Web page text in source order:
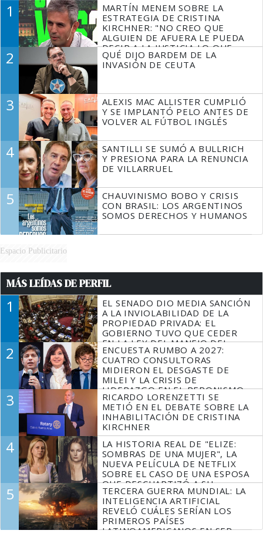
1
MARTÍN MENEM SOBRE LA
ESTRATEGIA DE CRISTINA
KIRCHNER: "NO CREO QUE
ALGUIEN DE AFUERA LE PUEDA
DECIR A LA JUSTICIA LO QUE
TIENE QUE HACER"
2
QUÉ DIJO BARDEM DE LA
INVASIÓN DE CEUTA
3
ALEXIS MAC ALLISTER CUMPLIÓ
Y SE IMPLANTÓ PELO ANTES DE
VOLVER AL FÚTBOL INGLÉS
4
SANTILLI SE SUMÓ A BULLRICH
Y PRESIONA PARA LA RENUNCIA
DE VILLARRUEL
5
CHAUVINISMO BOBO Y CRISIS
CON BRASIL: LOS ARGENTINOS
SOMOS DERECHOS Y HUMANOS
Espacio Publicitario
MÁS LEÍDAS DE PERFIL
1
EL SENADO DIO MEDIA SANCIÓN
A LA INVIOLABILIDAD DE LA
PROPIEDAD PRIVADA: EL
GOBIERNO TUVO QUE CEDER
EN LA LEY DEL MANEJO DEL
FUEGO
2
ENCUESTA RUMBO A 2027:
CUATRO CONSULTORAS
MIDIERON EL DESGASTE DE
MILEI Y LA CRISIS DE
LIDERAZGO EN EL PERONISMO
3
RICARDO LORENZETTI SE
METIÓ EN EL DEBATE SOBRE LA
INHABILITACIÓN DE CRISTINA
KIRCHNER
4
LA HISTORIA REAL DE "ELIZE:
SOMBRAS DE UNA MUJER", LA
NUEVA PELÍCULA DE NETFLIX
SOBRE EL CASO DE UNA ESPOSA
QUE DESCUARTIZÓ A SU
MARIDO
5
TERCERA GUERRA MUNDIAL: LA
INTELIGENCIA ARTIFICIAL
REVELÓ CUÁLES SERÍAN LOS
PRIMEROS PAÍSES
LATINOAMERICANOS EN SER